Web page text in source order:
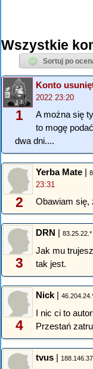
Wszystkie
1
Konto
2022 23:20
A można się
to mogę
dwa dni....
2
Yerba Mate |
23:31
Obawiam się,
3
DRN | 83.25.22.*
Jak mu
tak jest.
4
Nick |
I nic ci to
Przestań
tvus |